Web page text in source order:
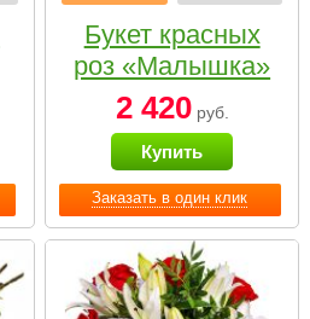
Заказать в один клик
Букет красных
роз «Малышка»
2 420руб.
Купить